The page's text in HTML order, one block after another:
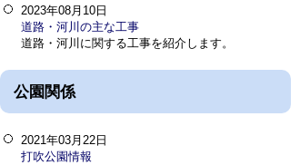
2023年08月10日
道路・河川の主な工事
道路・河川に関する工事を紹介します。
公園関係
2021年03月22日
打吹公園情報